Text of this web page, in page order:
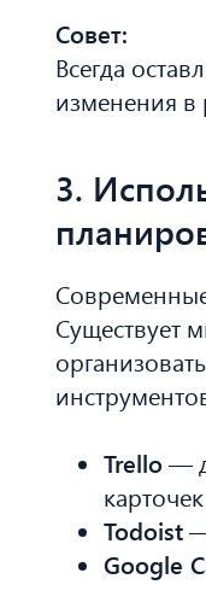
Совет:
Всегда
изменения в
3.
Существует
Trello —
Todoist
Google